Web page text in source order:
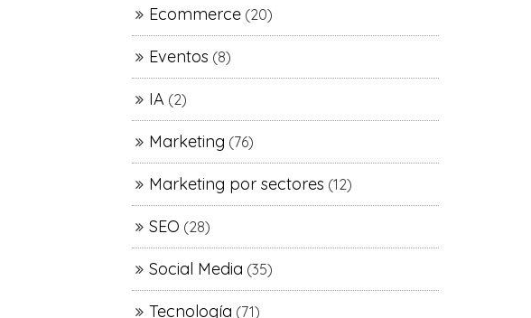
Ecommerce (20)
Eventos (8)
IA (2)
Marketing (76)
Marketing por sectores (12)
SEO (28)
Social Media (35)
Tecnología (71)